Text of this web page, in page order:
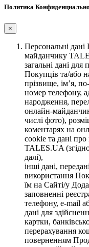
Политика
×
Персональні
майданчику
загальні дані
Покупців та/або
прізвище, ім’я,
номер телефону,
народження,
онлайн-
числі фото),
коментарях на
cookie та дані
TALES.UA
далі),
інші дані,
використання
їм на Сайті/у
заповненні
телефону, e-mail
дані для
картки,
перерахування
поверненням